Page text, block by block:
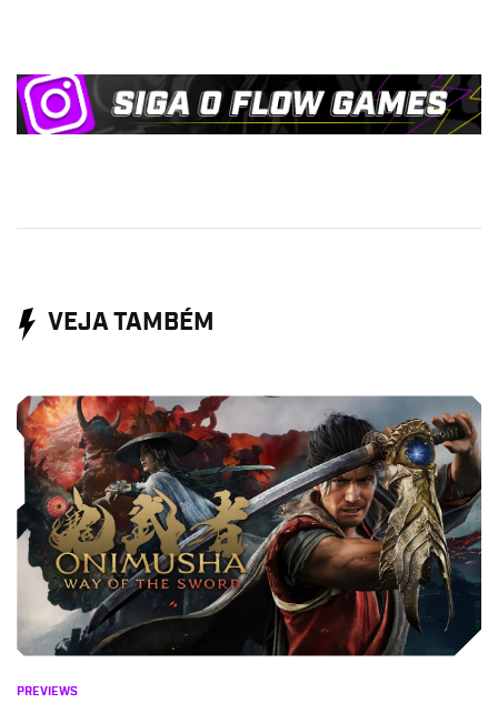
VEJA TAMBÉM
PREVIEWS